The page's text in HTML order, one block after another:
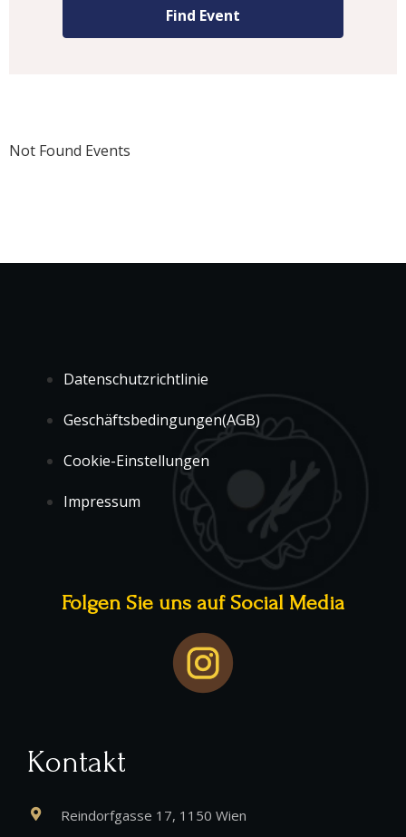
Not Found Events
Datenschutzrichtlinie
Geschäftsbedingungen(AGB)
Cookie-Einstellungen
Impressum
Folgen Sie uns auf Social Media
Kontakt
Reindorfgasse 17, 1150 Wien